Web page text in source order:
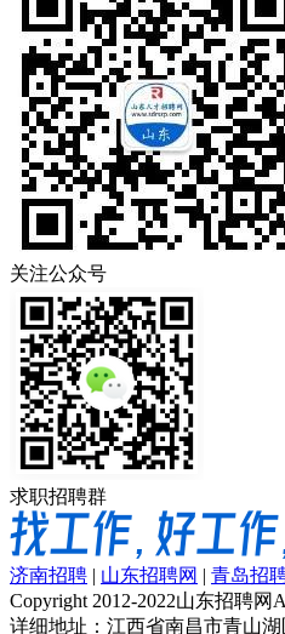
关注公众号
求职招聘群
济南招聘 | 山东招聘网 | 青岛招
Copyright 2012-2022山东招聘网
详细地址：江西省南昌市青山